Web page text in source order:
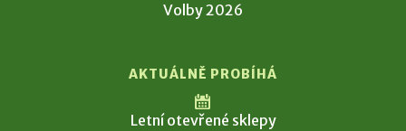
Volby 2026
AKTUÁLNĚ PROBÍHÁ
Letní otevřené sklepy